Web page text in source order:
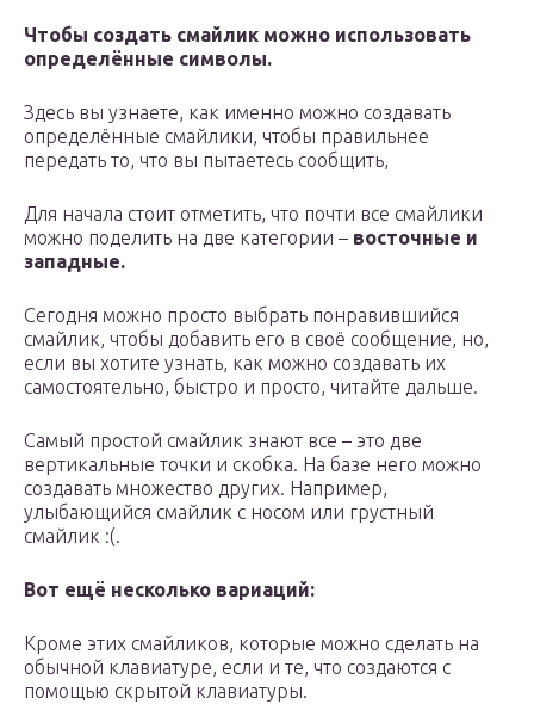
Чтобы создать смайлик можно использовать
определённые символы.
Здесь вы узнаете, как именно можно создавать
определённые смайлики, чтобы правильнее
передать то, что вы пытаетесь сообщить,
Для начала стоит отметить, что почти все смайлики
можно поделить на две категории – восточные и
западные.
Сегодня можно просто выбрать понравившийся
смайлик, чтобы добавить его в своё сообщение, но,
если вы хотите узнать, как можно создавать их
самостоятельно, быстро и просто, читайте дальше.
Самый простой смайлик знают все – это две
вертикальные точки и скобка. На базе него можно
создавать множество других. Например,
улыбающийся смайлик с носом или грустный
смайлик :(.
Вот ещё несколько вариаций:
Кроме этих смайликов, которые можно сделать на
обычной клавиатуре, если и те, что создаются с
помощью скрытой клавиатуры.